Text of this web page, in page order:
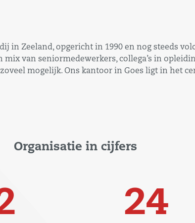
in Zeeland, opgericht in 1990 en nog steeds
mix van seniormedewerkers, collega’s in
mogelijk. Ons kantoor in Goes ligt in het
Organisatie in cijfers
24